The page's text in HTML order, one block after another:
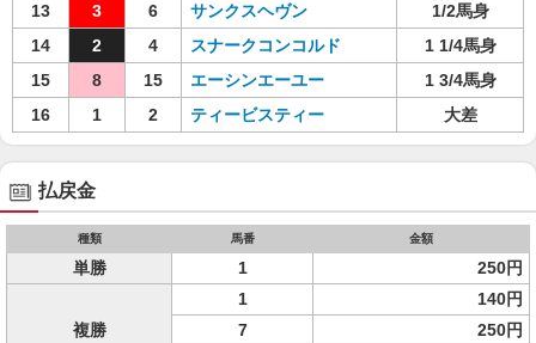
13
3 6 サンクスヘヴン
1/2馬身
14
2 4 スナークコンコルド
1 1/4馬身
15
8 15 エーシンエーユー
1 3/4馬身
16
1 2 ティービスティー 大差
払戻金
種類 馬番 金額
単勝 1 250円
複勝
1
140円
7
250円